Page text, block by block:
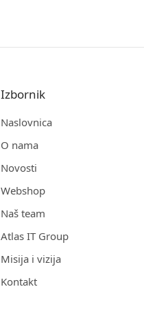
Izbornik
Naslovnica
O nama
Novosti
Webshop
Naš team
Atlas IT Group
Misija i vizija
Kontakt